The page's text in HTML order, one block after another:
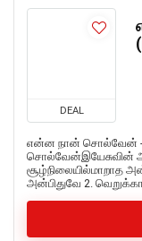
DEAL
என்ன நான் சொல்வேன் -
சொல்வேன்இயேசுவின்
சூழ்நிலையில்மாறாத
அன்பிதுவே 2.